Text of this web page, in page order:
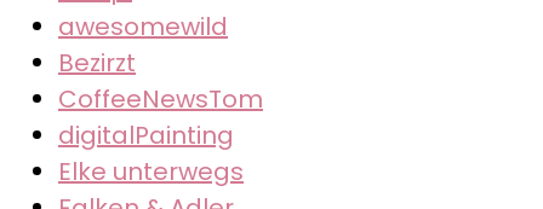
awesomewild
Bezirzt
CoffeeNewsTom
digitalPainting
Elke unterwegs